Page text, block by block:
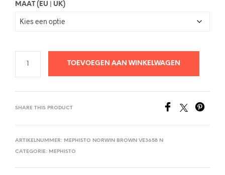
MAAT (EU | UK)
TOEVOEGEN AAN WINKELWAGEN
SHARE THIS PRODUCT
ARTIKELNUMMER: MEPHISTO NORWIN BROWN VE3658 N
CATEGORIE: MEPHISTO